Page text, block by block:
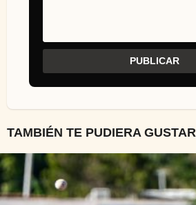
TAMBIÉN TE PUDIERA GUSTAR